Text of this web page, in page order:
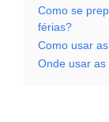
Como se
férias?
Como usar
Onde usar as